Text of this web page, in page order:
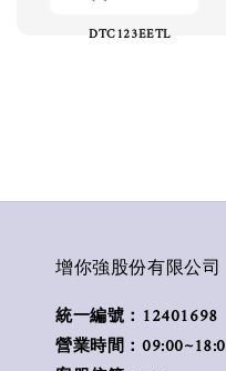
DTC123EETL
增你強股份有限公司
統一編號：12401698
營業時間：